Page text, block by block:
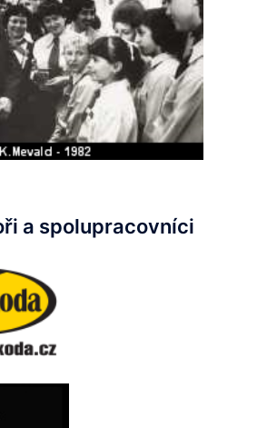
a spolupracovníci